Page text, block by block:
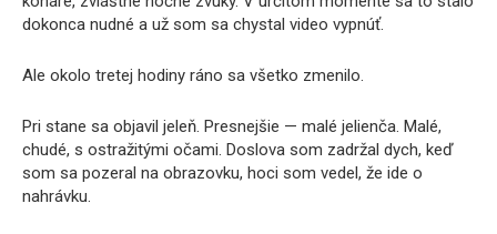
dokonca nudné a už som sa chystal video vypnúť.
Ale okolo tretej hodiny ráno sa všetko zmenilo.
Pri stane sa objavil jeleň. Presnejšie — malé jelienča. Malé,
chudé, s ostražitými očami. Doslova som zadržal dych, keď
som sa pozeral na obrazovku, hoci som vedel, že ide o
nahrávku.